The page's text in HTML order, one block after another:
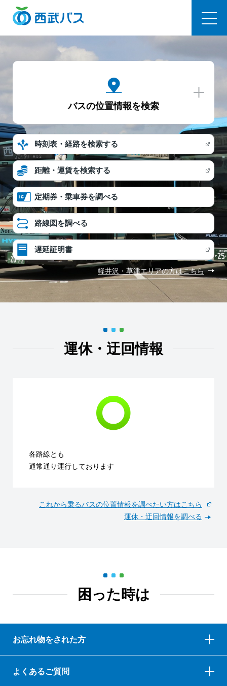
バスの位置情報を検索
時刻表・経路を検索する
距離・運賃を検索する
定期券・乗車券を調べる
路線図を調べる
遅延証明書
軽井沢・草津エリアの方はこちら
運休・迂回情報
各路線とも
通常通り運行しております
これから乗るバスの位置情報を調べたい方はこちら
運休・迂回情報を調べる
困った時は
お忘れ物をされた方
よくあるご質問